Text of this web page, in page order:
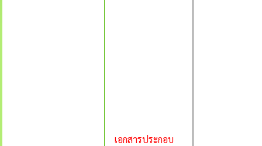
เอกสารประกอบ